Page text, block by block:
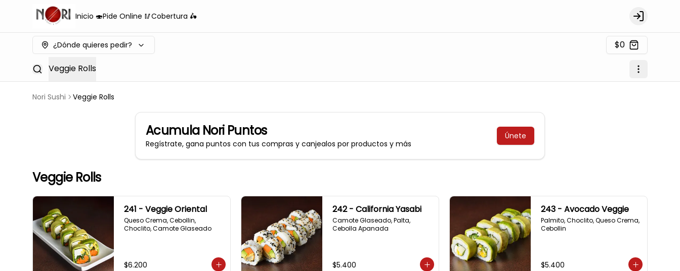
Inicio 🍣Pide Online 🥢Cobertura 🛵 Login
¿Dónde quieres pedir? $0
Veggie Rolls
Nori Sushi Veggie Rolls
Acumula Nori Puntos
Regístrate, gana puntos con tus compras y canjealos por productos y más
Únete
Veggie Rolls
241 - Veggie Oriental
Queso Crema, Cebollin,
Choclito, Camote Glaseado
$6.200
242 - California Yasabi
Camote Glaseado, Palta,
Cebolla Apanada
$5.400
243 - Avocado Veggie
Palmito, Choclito, Queso Crema,
Cebollin
$5.400